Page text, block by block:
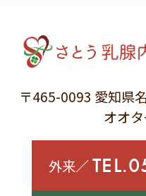
〒465-0093 愛知県
オオ
外来／